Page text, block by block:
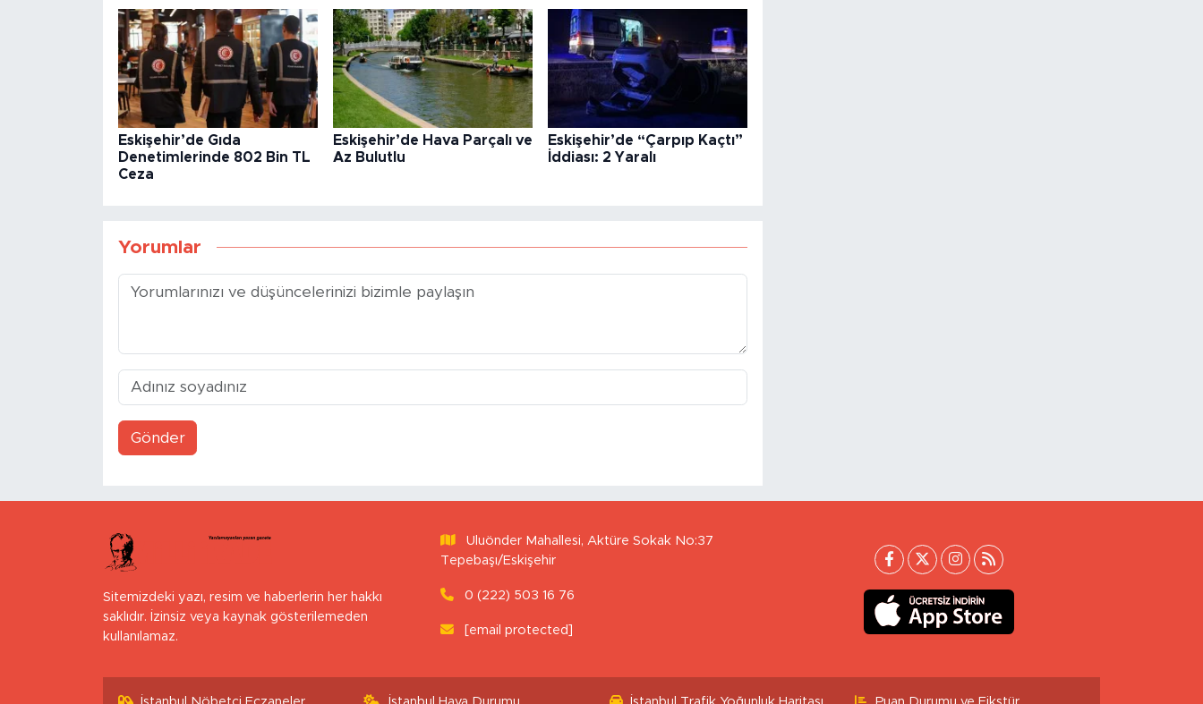
Eskişehir’de Gıda
Denetimlerinde 802 Bin TL
Ceza
Eskişehir’de Hava Parçalı ve
Az Bulutlu
Eskişehir’de “Çarpıp Kaçtı”
İddiası: 2 Yaralı
Yorumlar
Gönder
Sitemizdeki yazı, resim ve haberlerin her hakkı
saklıdır. İzinsiz veya kaynak gösterilemeden
kullanılamaz.
Uluönder Mahallesi, Aktüre Sokak No:37
Tepebaşı/Eskişehir
0 (222) 503 16 76
[email protected]